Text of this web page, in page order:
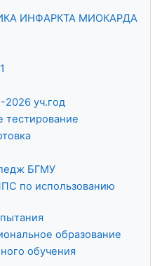
ИНФАРКТА МИОКАРДА
2026 уч.год
тестирование
БГМУ
по использованию
образование
обучения